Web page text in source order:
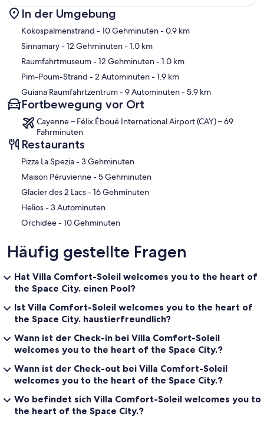
Karte
In der Umgebung
Kokospalmenstrand - 10 Gehminuten- 0.9 km
Sinnamary- 12 Gehminuten- 1.0 km
Raumfahrtmuseum- 12 Gehminuten- 1.0 km
Pim-Poum-Strand - 2 Autominuten- 1.9 km
Guiana Raumfahrtzentrum- 9 Autominuten- 5.9 km
Fortbewegung vor Ort
Cayenne – Félix Éboué International Airport (CAY) – 69
Fahrminuten
Restaurants
‪Pizza La Spezia - ‬3 Gehminuten
‪Maison Péruvienne - ‬5 Gehminuten
‪Glacier des 2 Lacs - ‬16 Gehminuten
‪Helios - ‬3 Autominuten
‪Orchidee - ‬10 Gehminuten
Häufig gestellte Fragen
Hat Villa Comfort-Soleil welcomes you to the heart of
the Space City. einen Pool?
Ist Villa Comfort-Soleil welcomes you to the heart of
the Space City. haustierfreundlich?
Wann ist der Check-in bei Villa Comfort-Soleil
welcomes you to the heart of the Space City.?
Wann ist der Check-out bei Villa Comfort-Soleil
welcomes you to the heart of the Space City.?
Wo befindet sich Villa Comfort-Soleil welcomes you to
the heart of the Space City.?